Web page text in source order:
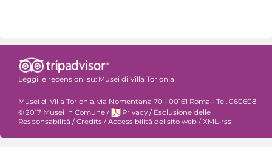
Leggi le recensioni su: Musei di Villa Torlonia
Musei di Villa Torlonia, via Nomentana 70 - 00161 Roma - Tel. 060608
© 2017 Musei in Comune / Privacy / Esclusione delle
Responsabilità /Credits /Accessibilità del sito web /XML-rss